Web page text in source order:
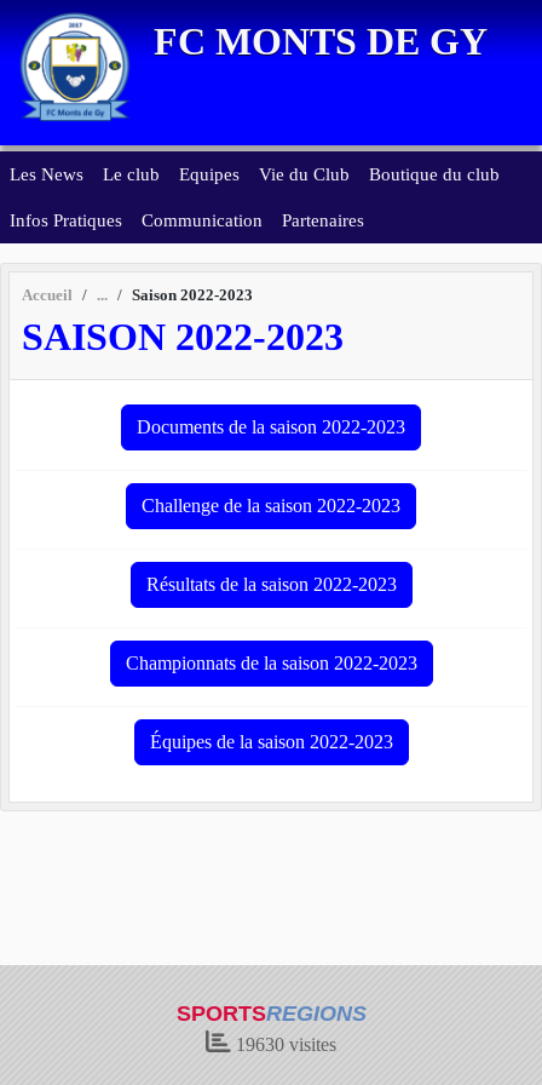
FC MONTS DE GY
Les News Le club Equipes Vie du Club Boutique du club
Infos Pratiques Communication Partenaires
Accueil Saison 2022-2023
SAISON 2022-2023
Documents de la saison 2022-2023
Challenge de la saison 2022-2023
Résultats de la saison 2022-2023
Championnats de la saison 2022-2023
Équipes de la saison 2022-2023
SPORTSREGIONS
19630 visites
Panneau de gestion des cookies